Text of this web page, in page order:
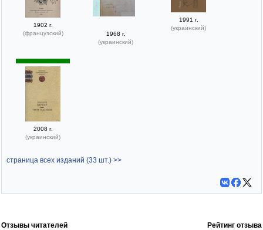
1902 г.
(французский)
1968 г.
(украинский)
1991 г.
(украинский)
2008 г.
(украинский)
страница всех изданий (33 шт.) >>
Отзывы читателей Рейтинг отзыва